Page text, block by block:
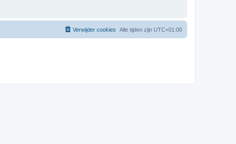
Alle tijden zijn UTC+01:00
Verwijder cookies